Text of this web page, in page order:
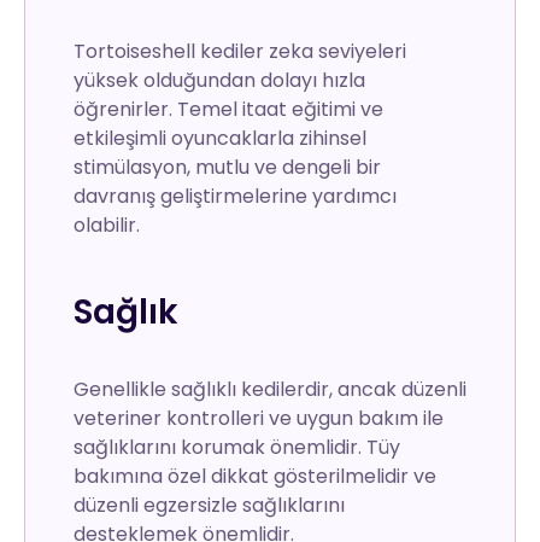
Tortoiseshell kediler zeka seviyeleri
yüksek olduğundan dolayı hızla
öğrenirler. Temel itaat eğitimi ve
etkileşimli oyuncaklarla zihinsel
stimülasyon, mutlu ve dengeli bir
davranış geliştirmelerine yardımcı
olabilir.
Sağlık
Genellikle sağlıklı kedilerdir, ancak düzenli
veteriner kontrolleri ve uygun bakım ile
sağlıklarını korumak önemlidir. Tüy
bakımına özel dikkat gösterilmelidir ve
düzenli egzersizle sağlıklarını
desteklemek önemlidir.